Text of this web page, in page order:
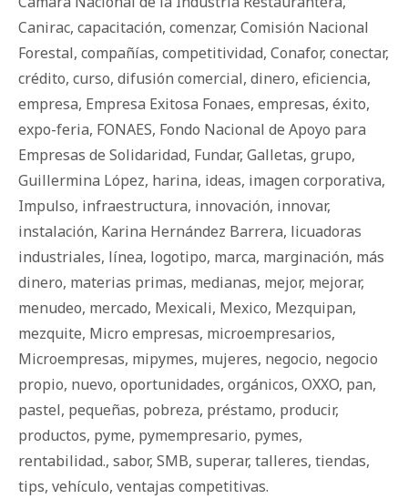
Canirac, capacitación, comenzar, Comisión Nacional
Forestal, compañías, competitividad, Conafor, conectar,
crédito, curso, difusión comercial, dinero, eficiencia,
empresa, Empresa Exitosa Fonaes, empresas, éxito,
expo-feria, FONAES, Fondo Nacional de Apoyo para
Empresas de Solidaridad, Fundar, Galletas, grupo,
Guillermina López, harina, ideas, imagen corporativa,
Impulso, infraestructura, innovación, innovar,
instalación, Karina Hernández Barrera, licuadoras
industriales, línea, logotipo, marca, marginación, más
dinero, materias primas, medianas, mejor, mejorar,
menudeo, mercado, Mexicali, Mexico, Mezquipan,
mezquite, Micro empresas, microempresarios,
Microempresas, mipymes, mujeres, negocio, negocio
propio, nuevo, oportunidades, orgánicos, OXXO, pan,
pastel, pequeñas, pobreza, préstamo, producir,
productos, pyme, pymempresario, pymes,
rentabilidad., sabor, SMB, superar, talleres, tiendas,
tips, vehículo, ventajas competitivas.